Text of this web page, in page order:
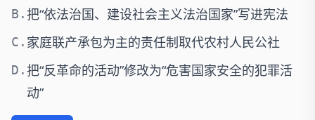
B.把“依法治国、建设社会主义法治国家”写进宪法
C. 家庭联产承包为主的责任制取代农村人民公社
D.把“反革命的活动”修改为“危害国家安全的犯罪活
动”